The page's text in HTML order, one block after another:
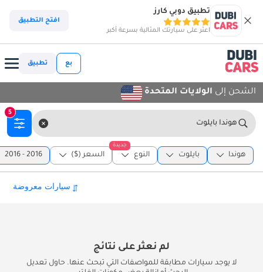
تطبيق دوبي كارز
اعثر على سيارتك المثالية بسرعة أكبر
افتح التطبيق
بع تطبيق
الشحن إلى الولايات المتحدة
هوندا بايلوت
5
هوندا بايلوت
جديدة
النوع السعر ($) 2016 - 2016
لم نعثر على نتائج
لا يوجد سيارات مطابقة للمواصفات التي تبحث عنها. حاول تعديل